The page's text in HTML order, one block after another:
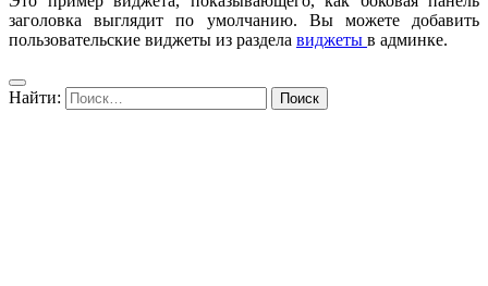
заголовка выглядит по умолчанию. Вы можете добавить
пользовательские виджеты из раздела виджеты в админке.
Найти: